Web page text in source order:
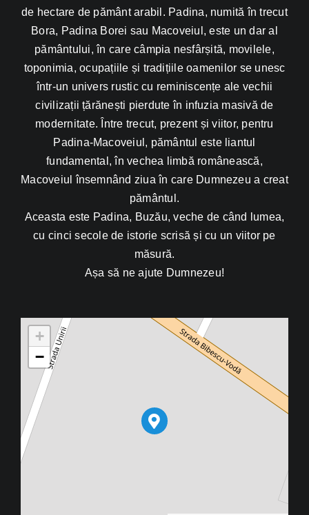
de hectare de pământ arabil. Padina, numită în trecut
Bora, Padina Borei sau Macoveiul, este un dar al
pământului, în care câmpia nesfârșită, movilele,
toponimia, ocupațiile și tradițiile oamenilor se unesc
într-un univers rustic cu reminiscențe ale vechii
civilizații țărănești pierdute în infuzia masivă de
modernitate. Între trecut, prezent și viitor, pentru
Padina-Macoveiul, pământul este liantul
fundamental, în vechea limbă românească,
Macoveiul însemnând ziua în care Dumnezeu a creat
pământul.
Aceasta este Padina, Buzău, veche de când lumea,
cu cinci secole de istorie scrisă și cu un viitor pe
măsură.
Așa să ne ajute Dumnezeu!
+
−